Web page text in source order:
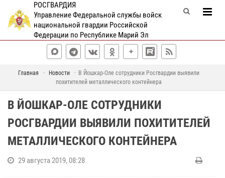
РОСГВАРДИЯ
Управление Федеральной службы войск
национальной гвардии Российской
Федерации по Республике Марий Эл
Главная Новости
В Йошкар-Оле сотрудники Росгвардии выявили
похитителей металлического контейнера
В ЙОШКАР-ОЛЕ СОТРУДНИКИ
РОСГВАРДИИ ВЫЯВИЛИ ПОХИТИТЕЛЕЙ
МЕТАЛЛИЧЕСКОГО КОНТЕЙНЕРА
29 августа 2019, 08:28